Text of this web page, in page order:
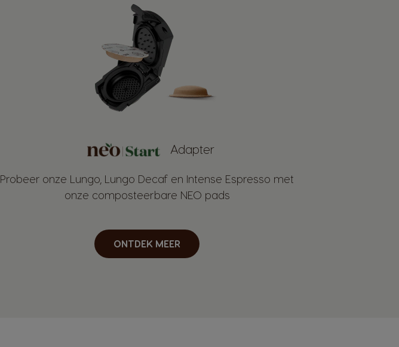
Adapter
Probeer onze Lungo, Lungo Decaf en Intense Espresso met
onze composteerbare NEO pads
ONTDEK MEER